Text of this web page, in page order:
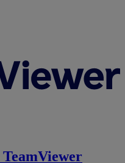
TeamViewer